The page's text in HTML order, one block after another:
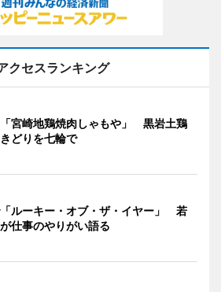
クセスランキング
宮崎地鶏焼肉しゃもや」 黒岩土鶏
どりを七輪で
ルーキー・オブ・ザ・イヤー」 若
仕事のやりがい語る